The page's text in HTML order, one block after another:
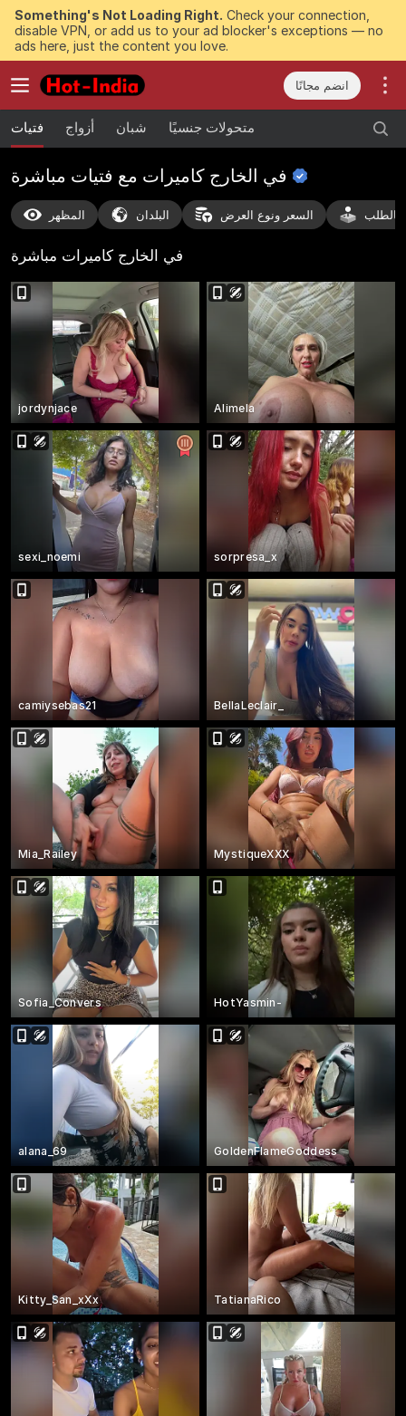
Something's Not Loading Right. Check your connection,
disable VPN, or add us to your ad blocker's exceptions — no
ads here, just the content you love.
انضم مجانًا
فتيات أزواج شبان متحولات جنسيًا
في الخارج كاميرات مع فتيات مباشرة
المظهر البلدان السعر ونوع العرض بالطلب
في الخارج كاميرات مباشرة
jordynjace Alimela
sexi_noemi sorpresa_x
camiysebas21 BellaLeclair_
Mia_Railey MystiqueXXX
Sofia_Convers HotYasmin-
alana_69 GoldenFlameGoddess
Kitty_San_xXx TatianaRico